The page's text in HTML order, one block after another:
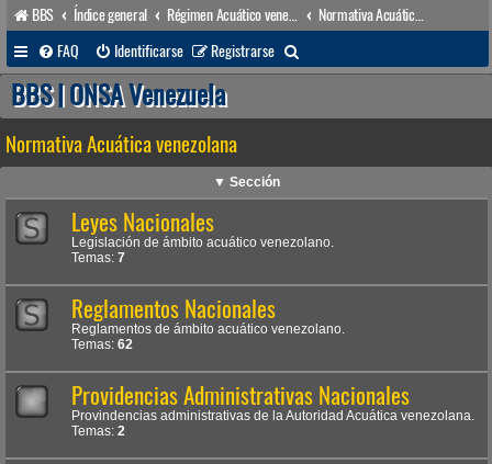
BBS Índice general Régimen Acuático venezolano
FAQ
Identificarse Registrarse
u
a
r
BBS | ONSA Venezuela
Normativa Acuática venezolana
▼ Sección
Leyes Nacionales
Legislación de ámbito acuático venezolano.
Temas: 7
Reglamentos Nacionales
Reglamentos de ámbito acuático venezolano.
Temas: 62
Providencias Administrativas Nacionales
Provindencias administrativas de la Autoridad Acuática venezolana.
Temas: 2